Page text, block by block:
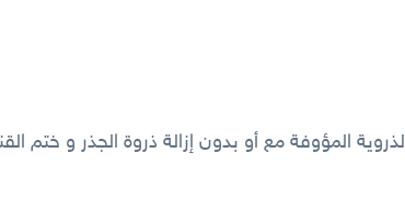
المؤوفة مع أو بدون إزالة ذروة الجذر و ختم